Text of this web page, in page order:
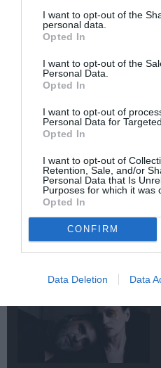
I want to opt-out of the
personal data.
Opted In
I want to opt-out of the
Personal Data.
Opted In
I want to opt-out of
Personal Data for
Opted In
I want to opt-out of
Retention, Sale, and/or
Personal Data that Is
Purposes for which it was
Opted In
CONFIRM
Data Deletion Data
O «Οιδίποδας» του
Ρόμπερτ Άικ ξανά
στη Στέγη – Με τους
Νίκο Κουρή & Μαρία
Κεχαγιόγλου